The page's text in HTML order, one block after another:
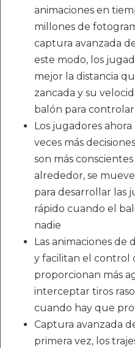
animaciones en
millones de
captura avanzada
este modo, los
mejor la distancia
zancada y su
balón para
Los jugadores
veces más
son más
alrededor, se
para desarrollar las
rápido cuando el
nadie
Las animaciones de
y facilitan el control
proporcionan más
interceptar tiros
cuando hay que
Captura avanzada
primera vez, los